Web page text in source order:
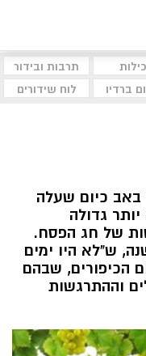
תרבות ובידור
ברדיו לוח שידורים
באב כיום שעלה
גדולה
של חג הפסח.
ש"לא היו ימים
הכיפורים, שבהם
וההתרגשות